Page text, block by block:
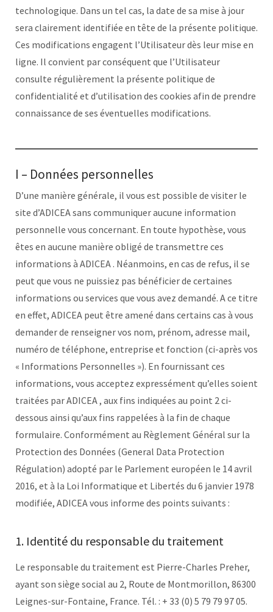
technologique. Dans un tel cas, la date de sa mise à jour
sera clairement identifiée en tête de la présente politique.
Ces modifications engagent l’Utilisateur dès leur mise en
ligne. Il convient par conséquent que l’Utilisateur
consulte régulièrement la présente politique de
confidentialité et d’utilisation des cookies afin de prendre
connaissance de ses éventuelles modifications.
I – Données personnelles
D’une manière générale, il vous est possible de visiter le
site d’ADICEA sans communiquer aucune information
personnelle vous concernant. En toute hypothèse, vous
êtes en aucune manière obligé de transmettre ces
informations à ADICEA . Néanmoins, en cas de refus, il se
peut que vous ne puissiez pas bénéficier de certaines
informations ou services que vous avez demandé. A ce titre
en effet, ADICEA peut être amené dans certains cas à vous
demander de renseigner vos nom, prénom, adresse mail,
numéro de téléphone, entreprise et fonction (ci-après vos
« Informations Personnelles »). En fournissant ces
informations, vous acceptez expressément qu’elles soient
traitées par ADICEA , aux fins indiquées au point 2 ci-
dessous ainsi qu’aux fins rappelées à la fin de chaque
formulaire. Conformément au Règlement Général sur la
Protection des Données (General Data Protection
Régulation) adopté par le Parlement européen le 14 avril
2016, et à la Loi Informatique et Libertés du 6 janvier 1978
modifiée, ADICEA vous informe des points suivants :
1. Identité du responsable du traitement
Le responsable du traitement est Pierre-Charles Preher,
ayant son siège social au 2, Route de Montmorillon, 86300
Leignes-sur-Fontaine, France. Tél. : + 33 (0) 5 79 79 97 05.